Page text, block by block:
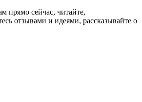
прямо сейчас, читайте,
отзывами и идеями, рассказывайте о